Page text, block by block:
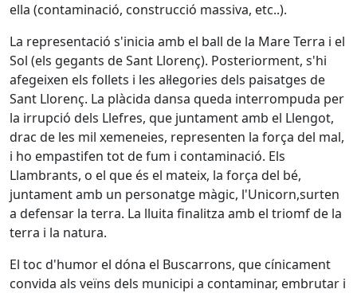
ella (contaminació, construcció massiva, etc..).
La representació s'inicia amb el ball de la Mare Terra i el
Sol (els gegants de Sant Llorenç). Posteriorment, s'hi
afegeixen els follets i les al·legories dels paisatges de
Sant Llorenç. La plàcida dansa queda interrompuda per
la irrupció dels Llefres, que juntament amb el Llengot,
drac de les mil xemeneies, representen la força del mal,
i ho empastifen tot de fum i contaminació. Els
Llambrants, o el que és el mateix, la força del bé,
juntament amb un personatge màgic, l'Unicorn,surten
a defensar la terra. La lluita finalitza amb el triomf de la
terra i la natura.
El toc d'humor el dóna el Buscarrons, que cínicament
convida als veïns dels municipi a contaminar, embrutar i